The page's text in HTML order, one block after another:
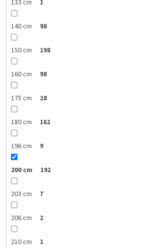
133 cm 1
140 cm 98
150 cm 198
160 cm 98
175 cm 28
180 cm 162
196 cm 9
200 cm 192
203 cm 7
206 cm 2
210 cm 1